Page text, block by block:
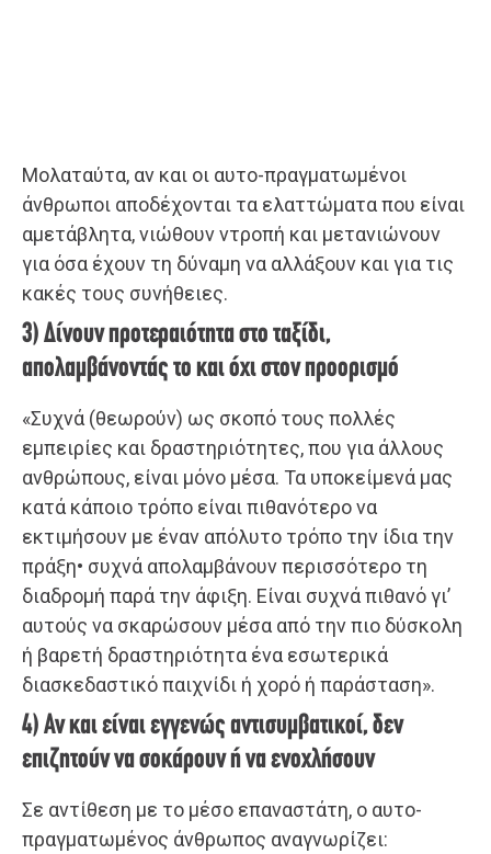
Μολαταύτα, αν και οι αυτο-πραγματωμένοι
άνθρωποι αποδέχονται τα ελαττώματα που είναι
αμετάβλητα, νιώθουν ντροπή και μετανιώνουν
για όσα έχουν τη δύναμη να αλλάξουν και για τις
κακές τους συνήθειες.
3) Δίνουν προτεραιότητα στο ταξίδι,
απολαμβάνοντάς το και όχι στον προορισμό
«Συχνά (θεωρούν) ως σκοπό τους πολλές
εμπειρίες και δραστηριότητες, που για άλλους
ανθρώπους, είναι μόνο μέσα. Τα υποκείμενά μας
κατά κάποιο τρόπο είναι πιθανότερο να
εκτιμήσουν με έναν απόλυτο τρόπο την ίδια την
πράξη• συχνά απολαμβάνουν περισσότερο τη
διαδρομή παρά την άφιξη. Είναι συχνά πιθανό γι’
αυτούς να σκαρώσουν μέσα από την πιο δύσκολη
ή βαρετή δραστηριότητα ένα εσωτερικά
διασκεδαστικό παιχνίδι ή χορό ή παράσταση».
4) Αν και είναι εγγενώς αντισυμβατικοί, δεν
επιζητούν να σοκάρουν ή να ενοχλήσουν
Σε αντίθεση με το μέσο επαναστάτη, ο αυτο-
πραγματωμένος άνθρωπος αναγνωρίζει: